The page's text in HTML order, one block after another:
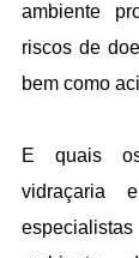
ambiente
riscos de
bem como
E quais
vidraçaria